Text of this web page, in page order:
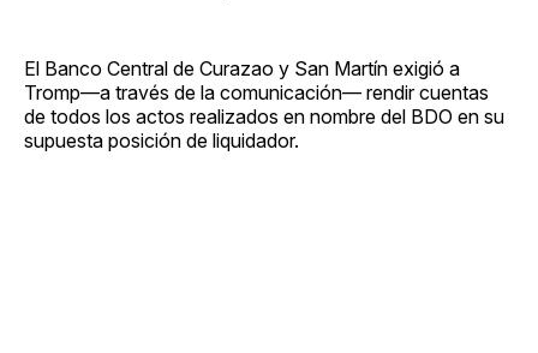
El Banco Central de Curazao y San Martín exigió a
Tromp—a través de la comunicación— rendir cuentas
de todos los actos realizados en nombre del BDO en su
supuesta posición de liquidador.